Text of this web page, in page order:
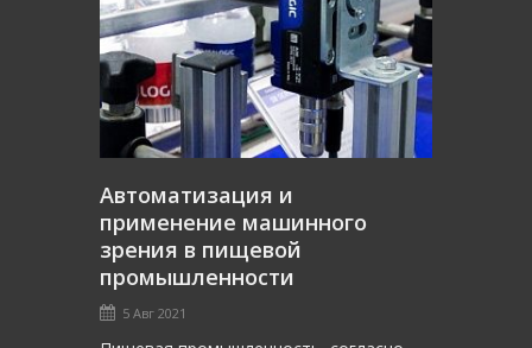
Автоматизация и
применение машинного
зрения в пищевой
промышленности
5 Авг 2021